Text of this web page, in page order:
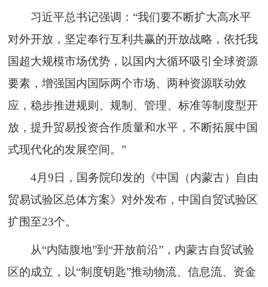
习近平总书记强调：“我们要不断扩大高水平
对外开放，坚定奉行互利共赢的开放战略，依托我
国超大规模市场优势，以国内大循环吸引全球资源
要素，增强国内国际两个市场、两种资源联动效
应，稳步推进规则、规制、管理、标准等制度型开
放，提升贸易投资合作质量和水平，不断拓展中国
式现代化的发展空间。”
4月9日，国务院印发的《中国（内蒙古）自由
贸易试验区总体方案》对外发布，中国自贸试验区
扩围至23个。
从“内陆腹地”到“开放前沿”，内蒙古自贸试验
区的成立，以“制度钥匙”推动物流、信息流、资金